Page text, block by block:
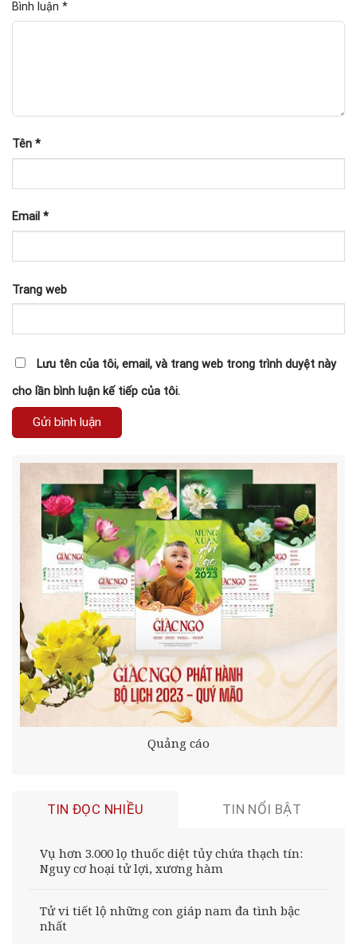
Bình luận *
Tên *
Email *
Trang web
Lưu tên của tôi, email, và trang web trong trình duyệt này
cho lần bình luận kế tiếp của tôi.
Quảng cáo
TIN ĐỌC NHIỀU TIN NỔI BẬT
Vụ hơn 3.000 lọ thuốc diệt tủy chứa thạch tín:
Nguy cơ hoại tử lợi, xương hàm
Tử vi tiết lộ những con giáp nam đa tình bậc
nhất